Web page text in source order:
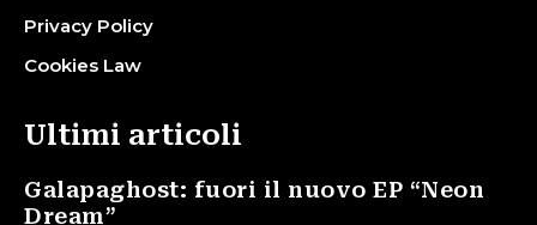
Privacy Policy
Cookies Law
Ultimi articoli
Galapaghost: fuori il nuovo EP “Neon
Dream”